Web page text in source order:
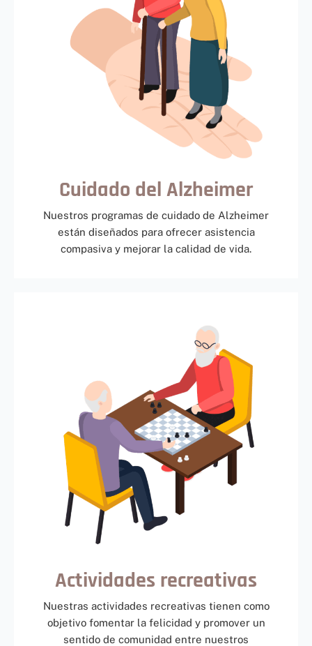
Cuidado del Alzheimer
Nuestros programas de cuidado de Alzheimer
están diseñados para ofrecer asistencia
compasiva y mejorar la calidad de vida.
Actividades recreativas
Nuestras actividades recreativas tienen como
objetivo fomentar la felicidad y promover un
sentido de comunidad entre nuestros